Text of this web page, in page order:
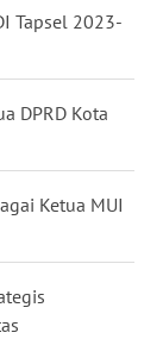
Tapsel 2023-
DPRD Kota
Ketua MUI